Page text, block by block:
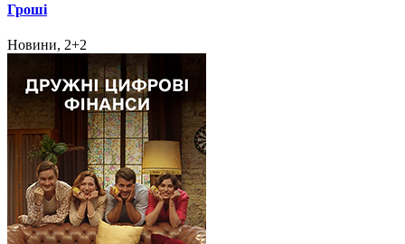
Гроші
Новини, 2+2